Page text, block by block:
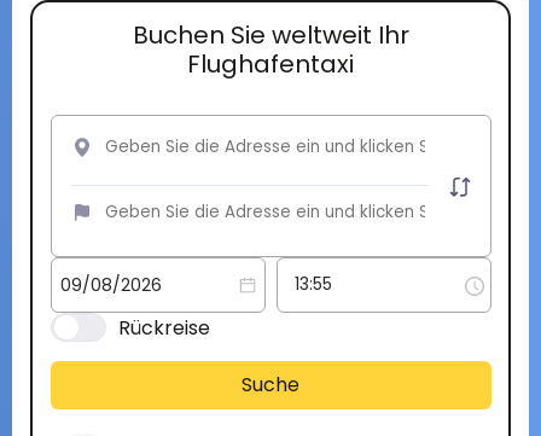
Buchen Sie weltweit Ihr
Flughafentaxi
Rückreise
Suche